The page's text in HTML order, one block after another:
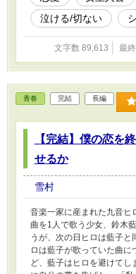
泣ける/切ない
文字数 89,613 最
青春 完結 長編
【完結】僕の恋を
せるか
雪村
音楽一家に産まれた九音ヒ
曲を1人で歌う少女、鈴木
うが、次の日ヒロは藍子と
ロは藍子が歌っていた曲
ど、藍子はヒロを避けてし